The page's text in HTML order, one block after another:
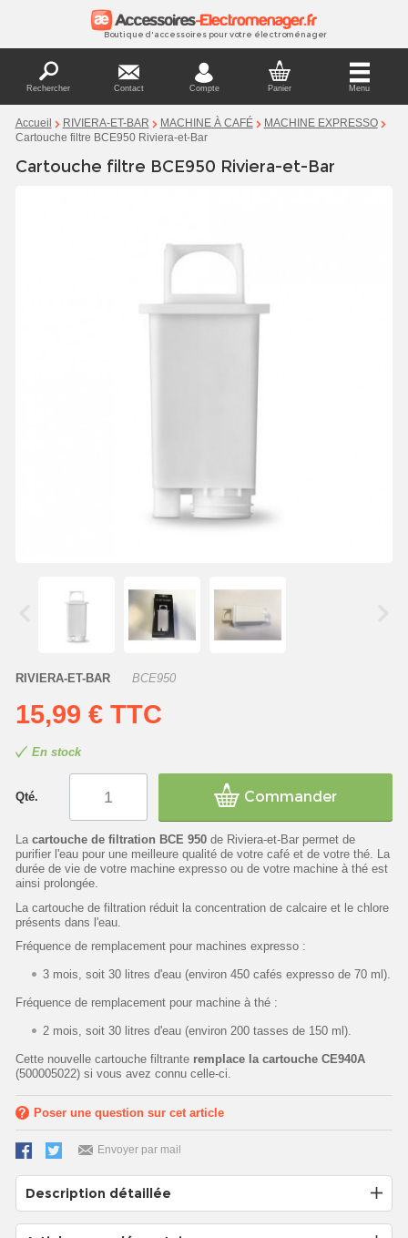
Boutique d'accessoires pour votre électroménager
Rechercher Contact Compte Panier Menu
Accueil RIVIERA-ET-BAR MACHINE À CAFÉ
MACHINE EXPRESSO
Cartouche filtre BCE950 Riviera-et-Bar
Cartouche filtre BCE950 Riviera-et-Bar
RIVIERA-ET-BAR BCE950
15,99 € TTC
En stock
Qté. Commander
La cartouche de filtration BCE 950de Riviera-et-Bar permet de
purifier l'eau pour une meilleure qualité de votre café et de votre thé. La
durée de vie de votre machine expresso ou de votre machine à thé est
ainsi prolongée.
La cartouche de filtration réduit la concentration de calcaire et le chlore
présents dans l'eau.
Fréquence de remplacement pour machines expresso :
3 mois, soit 30 litres d'eau (environ 450 cafés expresso de 70 ml).
Fréquence de remplacement pour machine à thé :
2 mois, soit 30 litres d'eau (environ 200 tasses de 150 ml).
Cette nouvelle cartouche filtrante remplace la cartouche CE940A
(500005022) si vous avez connu celle-ci.
Poser une question sur cet article
Envoyer par mail
Description détaillée